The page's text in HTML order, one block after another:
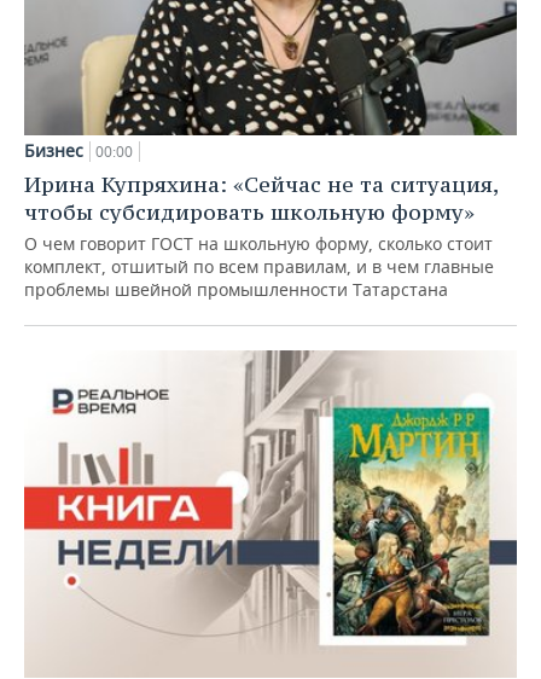
Бизнес 00:00
Ирина Купряхина: «Сейчас не та ситуация,
чтобы субсидировать школьную форму»
О чем говорит ГОСТ на школьную форму, сколько стоит
комплект, отшитый по всем правилам, и в чем главные
проблемы швейной промышленности Татарстана